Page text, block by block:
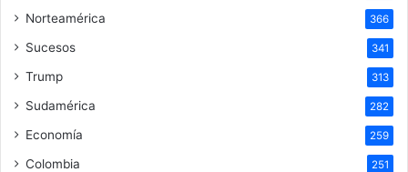
Norteamérica 366
Sucesos 341
Trump 313
Sudamérica 282
Economía 259
Colombia 251